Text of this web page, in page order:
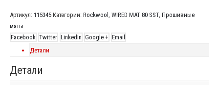
Артикул: 115345 Категории: Rockwool WIRED MAT 80 SST, Прошивные
маты
Facebook Twitter LinkedIn Google + Email
Детали
Детали